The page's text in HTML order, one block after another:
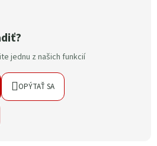
jednu z našich funkcií
OPÝTAŤ SA